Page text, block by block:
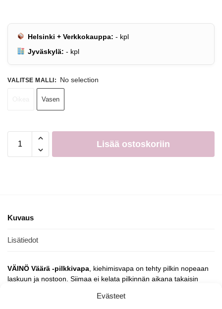
Evästeet
Helsinki + Verkkokauppa: - kpl
Jyväskylä: - kpl
VALITSE MALLI: No selection
Vasen
Lisää ostoskoriin
Kuvaus
Lisätiedot
VÄINÖ Väärä -pilkkivapa, kiehimisvapa on tehty pilkin nopeaan
laskuun ja nostoon. Siimaa ei kelata pilkinnän aikana takaisin